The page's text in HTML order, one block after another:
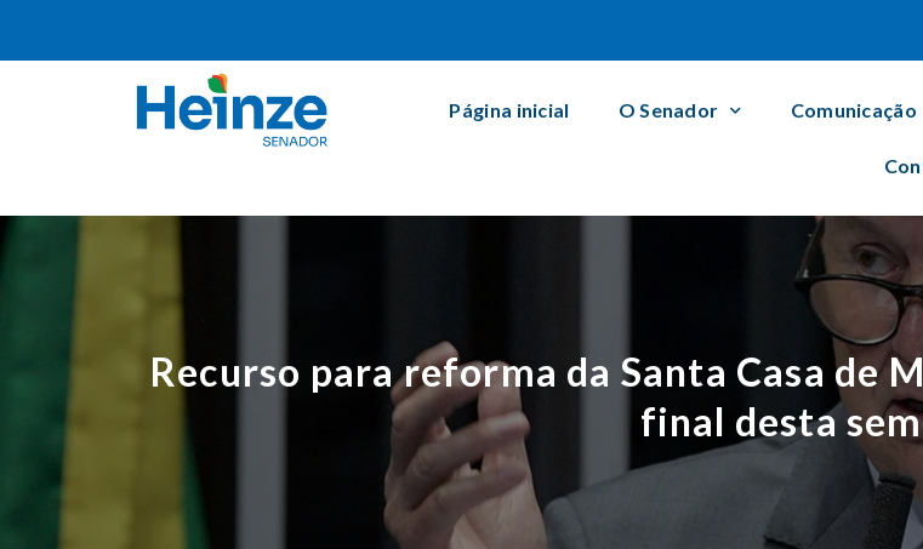
Página inicial O Senador Comunicação
Recurso para reforma da Santa Casa de
final desta